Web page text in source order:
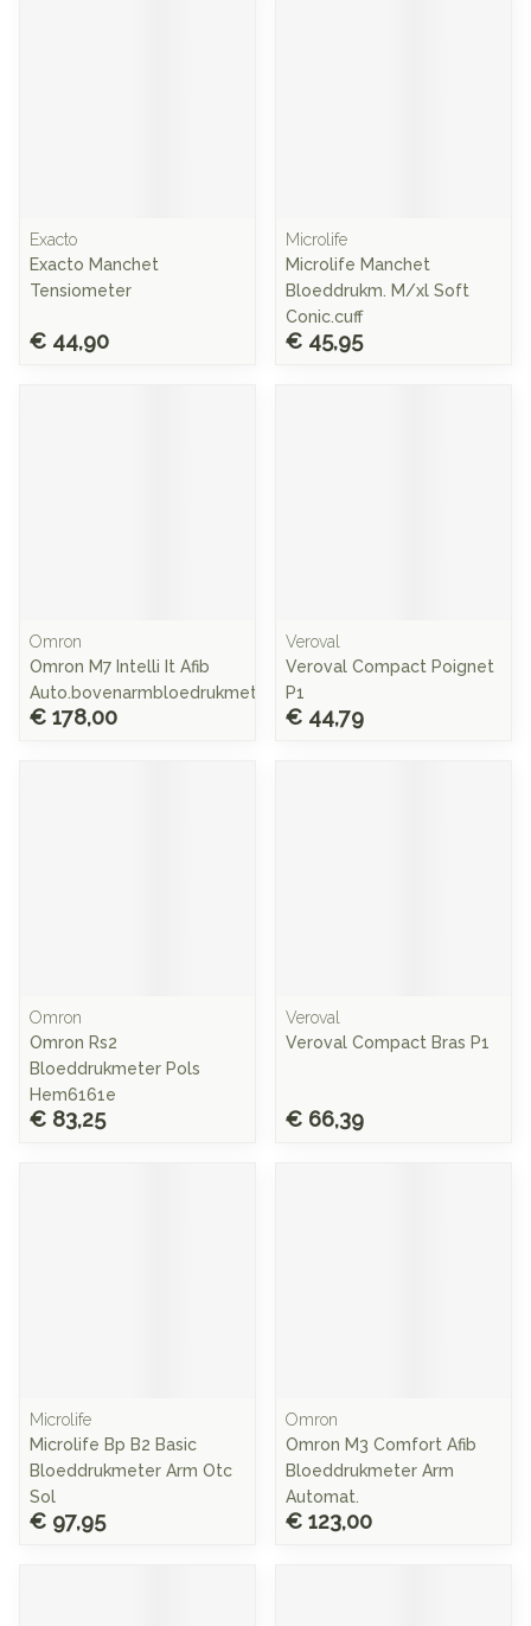
Exacto
Exacto Manchet
Tensiometer
€ 44,90
Microlife
Microlife Manchet
Bloeddrukm. M/xl Soft
Conic.cuff
€ 45,95
Omron
Omron M7 Intelli It Afib
Auto.bovenarmbloedrukmet.
€ 178,00
Veroval
Veroval Compact Poignet
P1
€ 44,79
Omron
Omron Rs2
Bloeddrukmeter Pols
Hem6161e
€ 83,25
Veroval
Veroval Compact Bras P1
€ 66,39
Microlife
Microlife Bp B2 Basic
Bloeddrukmeter Arm Otc
Sol
€ 97,95
Omron
Omron M3 Comfort Afib
Bloeddrukmeter Arm
Automat.
€ 123,00